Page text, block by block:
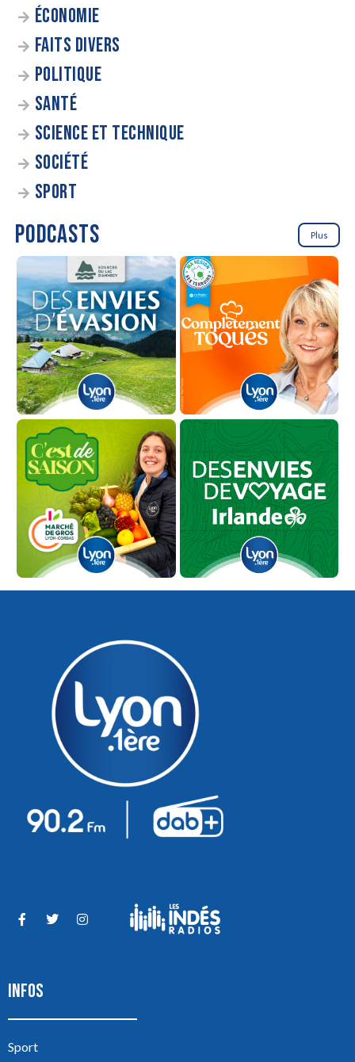
ÉCONOMIE
FAITS DIVERS
POLITIQUE
SANTÉ
SCIENCE ET TECHNIQUE
SOCIÉTÉ
SPORT
PODCASTS Plus
INFOS
Sport